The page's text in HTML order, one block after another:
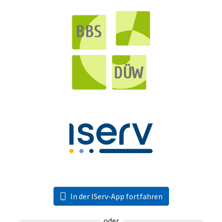
In der IServ-App fortfahren